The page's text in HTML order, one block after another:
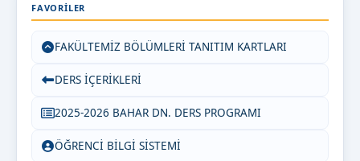
FAVORILER
FAKÜLTEMİZ BÖLÜMLERİ TANITIM KARTLARI
DERS İÇERİKLERİ
2025-2026 BAHAR DN. DERS PROGRAMI
ÖĞRENCİ BİLGİ SİSTEMİ